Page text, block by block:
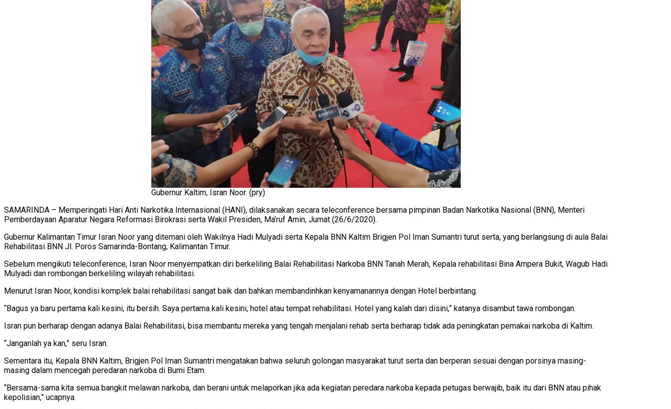
Gubernur Kaltim, Isran Noor. (pry)
SAMARINDA – Memperingati Hari Anti Narkotika Internasional (HANI), dilaksanakan secara teleconference bersama pimpinan Badan Narkotika Nasional (BNN), Menteri
Pemberdayaan Aparatur Negara Reformasi Birokrasi serta Wakil Presiden, Ma’ruf Amin, Jumat (26/6/2020).
Gubernur Kalimantan Timur Isran Noor yang ditemani oleh Wakilnya Hadi Mulyadi serta Kepala BNN Kaltim Brigjen Pol Iman Sumantri turut serta, yang berlangsung di aula Balai
Rehabilitasi BNN Jl. Poros Samarinda-Bontang, Kalimantan Timur.
Sebelum mengikuti teleconference, Isran Noor menyempatkan diri berkeliling Balai Rehabilitasi Narkoba BNN Tanah Merah, Kepala rehabilitasi Bina Ampera Bukit, Wagub Hadi
Mulyadi dan rombongan berkeliling wilayah rehabilitasi.
Menurut Isran Noor, kondisi komplek balai rehabilitasi sangat baik dan bahkan membandinhkan kenyamanannya dengan Hotel berbintang.
“Bagus ya baru pertama kali kesini, itu bersih. Saya pertama kali kesini, hotel atau tempat rehabilitasi. Hotel yang kalah dari disini,” katanya disambut tawa rombongan.
Isran pun berharap dengan adanya Balai Rehabilitasi, bisa membantu mereka yang tengah menjalani rehab serta berharap tidak ada peningkatan pemakai narkoba di Kaltim.
“Janganlah ya kan,” seru Isran.
Sementara itu, Kepala BNN Kaltim, Brigjen Pol Iman Sumantri mengatakan bahwa seluruh golongan masyarakat turut serta dan berperan sesuai dengan porsinya masing-
masing dalam mencegah peredaran narkoba di Bumi Etam.
“Bersama-sama kita semua bangkit melawan narkoba, dan berani untuk melaporkan jika ada kegiatan peredara narkoba kepada petugas berwajib, baik itu dari BNN atau pihak
kepolisian,” ucapnya.